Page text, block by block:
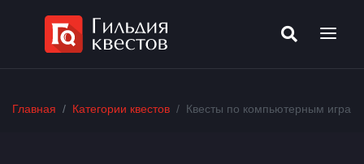
Главная Категории квестов Квесты по компьютерным играм